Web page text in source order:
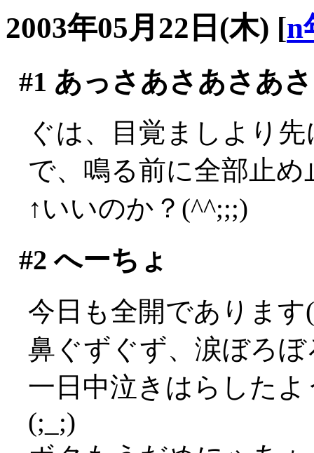
2003年05月22日(木) [n
#1 あっさあさあさあ
ぐは、目覚ましより
で、鳴る前に全部止
↑いいのか？(^^;;;)
#2 へーちょ
今日も全開であります
鼻ぐずぐず、涙ぼろ
一日中泣きはらした
(;_;)